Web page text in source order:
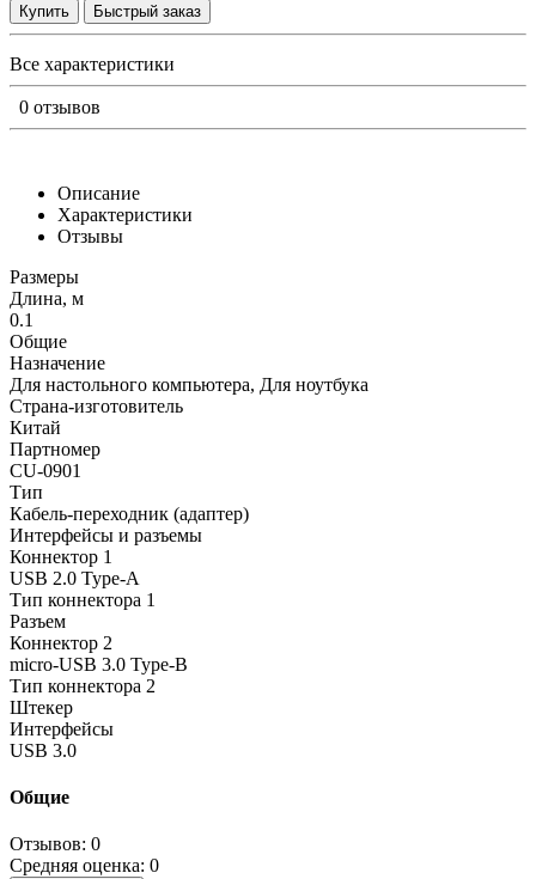
Купить Быстрый заказ
Все характеристики
0 отзывов
Описание
Характеристики
Отзывы
Размеры
Длина, м
0.1
Общие
Назначение
Для настольного компьютера, Для ноутбука
Страна-изготовитель
Китай
Партномер
CU-0901
Тип
Кабель-переходник (адаптер)
Интерфейсы и разъемы
Коннектор 1
USB 2.0 Type-A
Тип коннектора 1
Разъем
Коннектор 2
micro-USB 3.0 Type-B
Тип коннектора 2
Штекер
Интерфейсы
USB 3.0
Общие
Отзывов: 0
Средняя оценка: 0